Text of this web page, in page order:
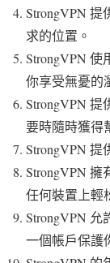
StrongVPN
求的位置。
StrongVPN
你享受無憂的
StrongVPN 提
要時隨時獲得
StrongVPN 提
StrongVPN
任何裝置上輕
StrongVPN
一個帳戶保護